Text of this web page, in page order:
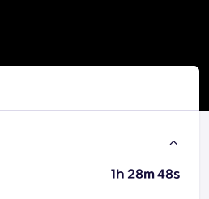
1h 28m 48s